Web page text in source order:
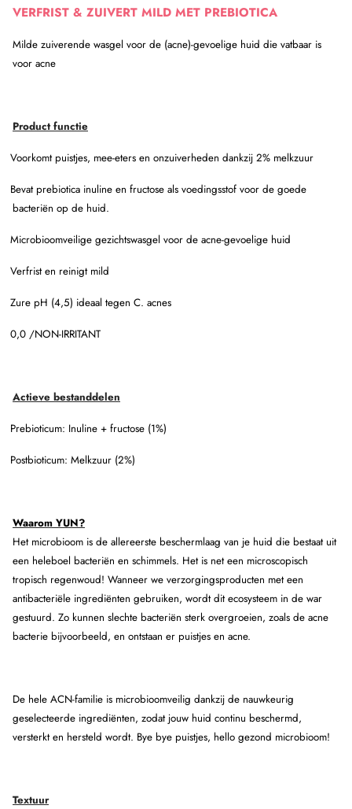
VERFRIST & ZUIVERT MILD MET PREBIOTICA
Milde zuiverende wasgel voor de (acne)-gevoelige huid die vatbaar is
voor acne
Product functie
Voorkomt puistjes, mee-eters en onzuiverheden dankzij 2% melkzuur
Bevat prebiotica inuline en fructose als voedingsstof voor de goede
bacteriën op de huid.
Microbioomveilige gezichtswasgel voor de acne-gevoelige huid
Verfrist en reinigt mild
Zure pH (4,5) ideaal tegen C. acnes
0,0 /NON-IRRITANT
Actieve bestanddelen
Prebioticum: Inuline + fructose (1%)
Postbioticum: Melkzuur (2%)
Waarom YUN?
Het microbioom is de allereerste beschermlaag van je huid die bestaat uit
een heleboel bacteriën en schimmels. Het is net een microscopisch
tropisch regenwoud! Wanneer we verzorgingsproducten met een
antibacteriële ingrediënten gebruiken, wordt dit ecosysteem in de war
gestuurd. Zo kunnen slechte bacteriën sterk overgroeien, zoals de acne
bacterie bijvoorbeeld, en ontstaan er puistjes en acne.
De hele ACN-familie is microbioomveilig dankzij de nauwkeurig
geselecteerde ingrediënten, zodat jouw huid continu beschermd,
versterkt en hersteld wordt. Bye bye puistjes, hello gezond microbioom!
Textuur